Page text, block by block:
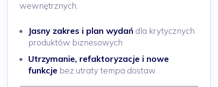
wewnętrznych.
Jasny zakres i plan wydań dla krytycznych
produktów biznesowych
Utrzymanie, refaktoryzacje i nowe
funkcje bez utraty tempa dostaw